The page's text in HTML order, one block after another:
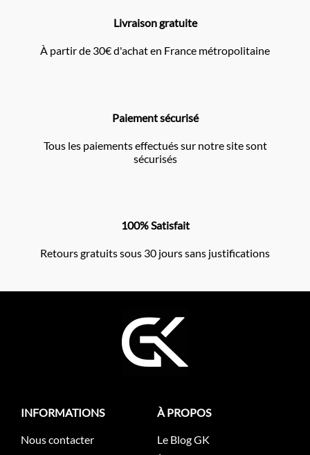
Livraison gratuite
À partir de 30€ d'achat en France métropolitaine
Paiement sécurisé
Tous les paiements effectués sur notre site sont
sécurisés
100% Satisfait
Retours gratuits sous 30 jours sans justifications
INFORMATIONS
Nous contacter
À PROPOS
Le Blog GK